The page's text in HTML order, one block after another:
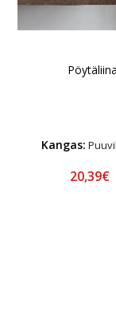
Kangas:
20,39€